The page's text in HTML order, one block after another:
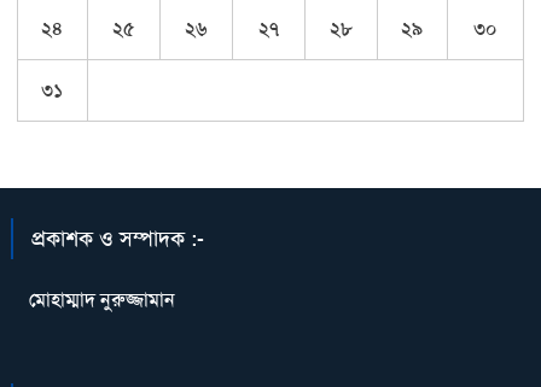
২৪ ২৫ ২৬ ২৭ ২৮ ২৯ ৩০
৩১
প্রকাশক ও সম্পাদক :-
মোহাম্মাদ নুরুজ্জামান